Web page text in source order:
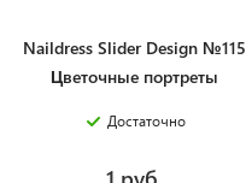
Naildress Slider Design №115
Цветочные портреты
Достаточно